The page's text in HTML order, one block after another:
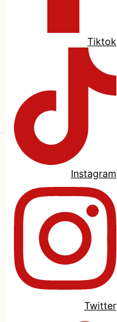
Tiktok
Instagram
Twitter